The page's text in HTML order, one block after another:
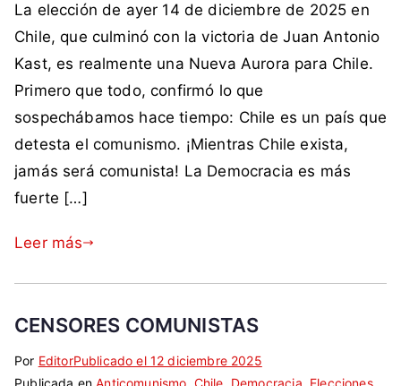
A
,
g
b
i
e
r
n
,
i
,
n
s
i
v
d
e
e
d
o
,
u
e
t
a
c
o
m
a
t
c
m
o
m
e
a
r
i
o
La elección de ayer 14 de diciembre de 2025 en
Chile, que culminó con la victoria de Juan Antonio
Kast, es realmente una Nueva Aurora para Chile.
Primero que todo, confirmó lo que
sospechábamos hace tiempo: Chile es un país que
detesta el comunismo. ¡Mientras Chile exista,
jamás será comunista! La Democracia es más
fuerte […]
Leer más
CENSORES COMUNISTAS
Por EditorPublicado el 12 diciembre 2025
Publicada enAnticomunismo, Chile, Democracia, Elecciones,
E
t
S
i